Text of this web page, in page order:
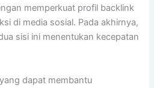
memperkuat profil backlink
di media sosial. Pada akhirnya,
sisi ini menentuk­an kecepatan
dapat membantu